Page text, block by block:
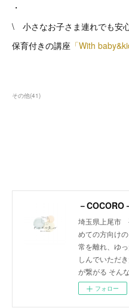
・
\ 小さなお子さま連れでも安
保育付きの講座 「With
その他(41)
－COCORO
埼玉県上尾市
めての方向け
常を離れ、ゆ
しんでいただ
が繋がる そん
フォロー